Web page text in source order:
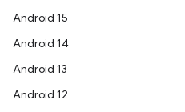
Android 15
Android 14
Android 13
Android 12